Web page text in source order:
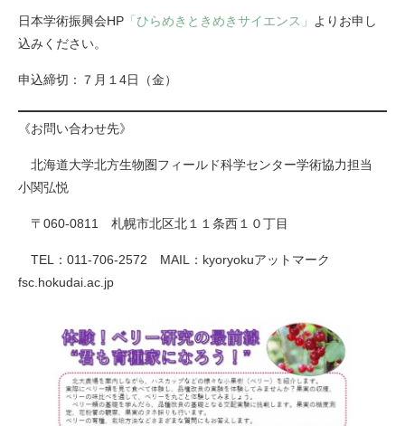
日本学術振興会HP 「ひらめきときめきサイエンス」
よりお申し
込みください。
申込締切：７月１4日（金）
《お問い合わせ先》
北海道大学北方生物圏フィールド科学センター学術協力担当
小関弘悦
〒060-0811 札幌市北区北１１条西１０丁目
TEL：011-706-2572 MAIL：kyoryokuアットマーク
fsc.hokudai.ac.jp